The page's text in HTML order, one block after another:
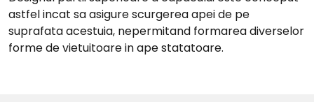
astfel incat sa asigure scurgerea apei de pe
suprafata acestuia, nepermitand formarea diverselor
forme de vietuitoare in ape statatoare.